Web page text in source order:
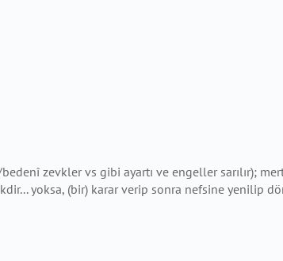
zevkler vs gibi ayartı ve engeller sarılır);
yoksa, (bir) karar verip sonra nefsine yenilip